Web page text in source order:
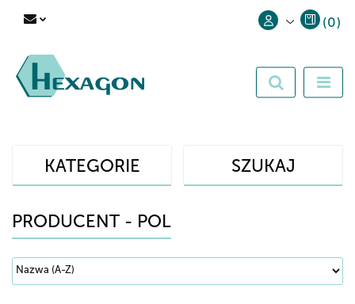
Zarejestruj się
(0)
KATEGORIE SZUKAJ
PRODUCENT - POL